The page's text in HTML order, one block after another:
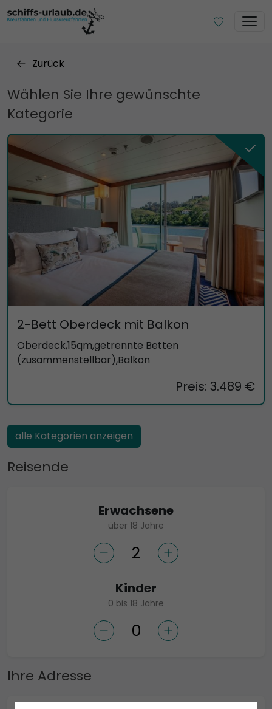
Zurück
Wählen Sie Ihre gewünschte
Kategorie
2-Bett Oberdeck mit Balkon
Oberdeck,15qm,getrennte Betten
(zusammenstellbar),Balkon
Preis: 3.489 €
alle Kategorien anzeigen
Reisende
Erwachsene
über 18 Jahre
Kinder
0 bis 18 Jahre
Ihre Adresse